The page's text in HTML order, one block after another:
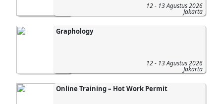
12 - 13 Agustus 2026
Jakarta
Graphology
12 - 13 Agustus 2026
Jakarta
Online Training – Hot Work Permit